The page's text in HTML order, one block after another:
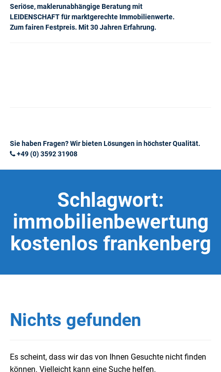
Seriöse, maklerunabhängige Beratung mit
LEIDENSCHAFT für marktgerechte Immobilienwerte.
Zum fairen Festpreis. Mit 30 Jahren Erfahrung.
Sie haben Fragen? Wir bieten Lösungen in höchster Qualität.
+49 (0) 3592 31908
Schlagwort:
immobilienbewertung
kostenlos frankenberg
Nichts gefunden
Es scheint, dass wir das von Ihnen Gesuchte nicht finden
können. Vielleicht kann eine Suche helfen.